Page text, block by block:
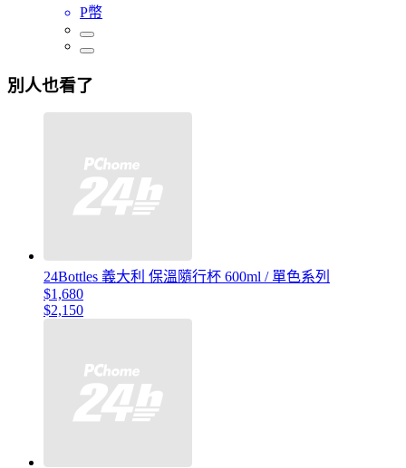
P幣
別人也看了
24Bottles 義大利 保溫隨行杯 600ml / 單色系列
$1,680
$2,150